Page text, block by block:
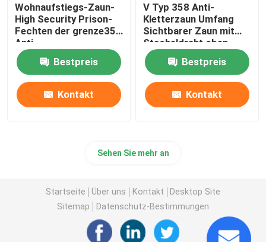
Wohnaufstiegs-Zaun-
High Security Prison-
Fechten der grenze358
Anti
Bestpreis
Kontakt
V Typ 358 Anti-
Kletterzaun Umfang
Sichtbarer Zaun mit
Stacheldraht oben
Bestpreis
Kontakt
Sehen Sie mehr an
Startseite Über uns Kontakt
Desktop Site
Sitemap
Datenschutz-Bestimmungen